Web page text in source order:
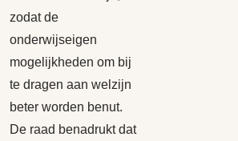
zodat de
onderwijseigen
mogelijkheden om bij
te dragen aan welzijn
beter worden benut.
De raad benadrukt dat